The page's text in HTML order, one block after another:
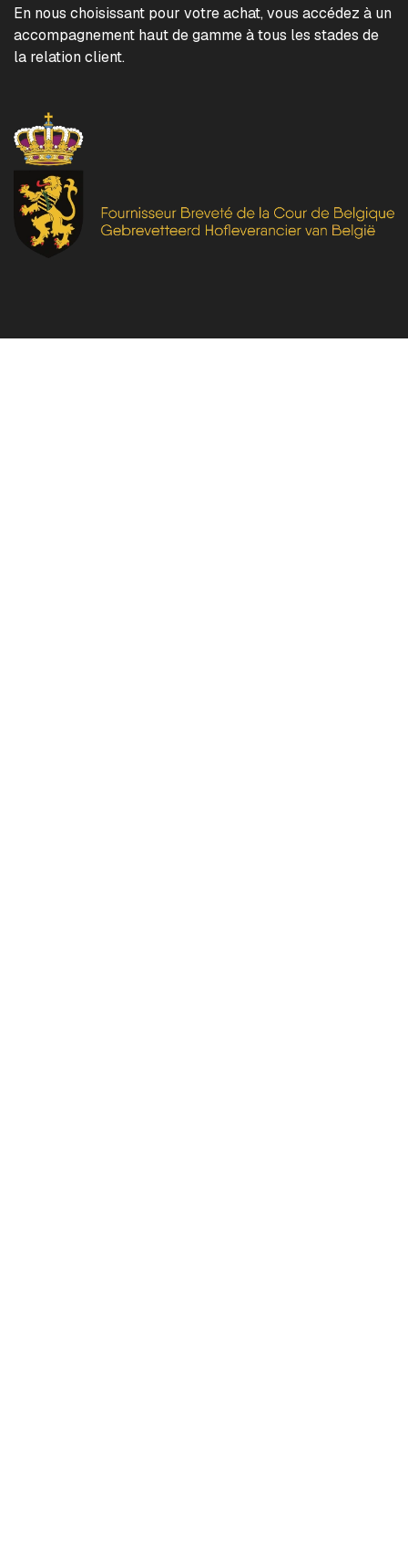
En nous choisissant pour votre achat, vous accédez à un
accompagnement haut de gamme à tous les stades de
la relation client.